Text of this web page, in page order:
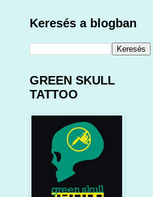
Keresés a blogban
GREEN SKULL
TATTOO